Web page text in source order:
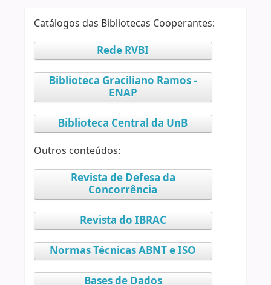
Catálogos das Bibliotecas Cooperantes:
Rede RVBI
Biblioteca Graciliano Ramos -
ENAP
Biblioteca Central da UnB
Outros conteúdos:
Revista de Defesa da
Concorrência
Revista do IBRAC
Normas Técnicas ABNT e ISO
Bases de Dados